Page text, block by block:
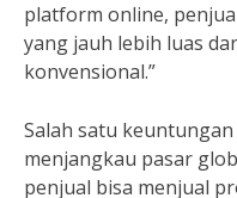
platform online,
yang jauh lebih luas
konvensional.”
Salah satu
menjangkau pasar
penjual bisa menjual